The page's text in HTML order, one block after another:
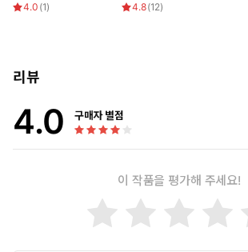
4.0 (1) 4.8(12)
리뷰
4.0 구매자 별점
이 작품을 평가해 주세요!